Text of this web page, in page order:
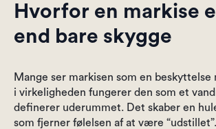
Hvorfor en markise
end bare skygge
Mange ser markisen som en beskyttelse
i virkeligheden fungerer den som et
definerer uderummet. Det skaber en
som fjerner følelsen af at være